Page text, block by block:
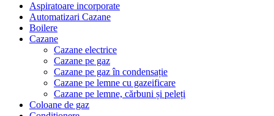
Aspiratoare incorporate
Automatizari Cazane
Boilere
Cazane
Cazane electrice
Cazane pe gaz
Cazane pe gaz în condensație
Cazane pe lemne cu gazeificare
Cazane pe lemne, cărbuni și peleți
Coloane de gaz